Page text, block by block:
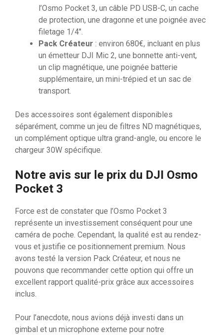
l’Osmo Pocket 3, un câble PD USB-C, un cache
de protection, une dragonne et une poignée avec
filetage 1/4″.
Pack Créateur : environ 680€, incluant en plus
un émetteur DJI Mic 2, une bonnette anti-vent,
un clip magnétique, une poignée batterie
supplémentaire, un mini-trépied et un sac de
transport.
Des accessoires sont également disponibles
séparément, comme un jeu de filtres ND magnétiques,
un complément optique ultra grand-angle, ou encore le
chargeur 30W spécifique.
Notre avis sur le prix du DJI Osmo
Pocket 3
Force est de constater que l’Osmo Pocket 3
représente un investissement conséquent pour une
caméra de poche. Cependant, la qualité est au rendez-
vous et justifie ce positionnement premium. Nous
avons testé la version Pack Créateur, et nous ne
pouvons que recommander cette option qui offre un
excellent rapport qualité-prix grâce aux accessoires
inclus.
Pour l’anecdote, nous avions déjà investi dans un
gimbal et un microphone externe pour notre